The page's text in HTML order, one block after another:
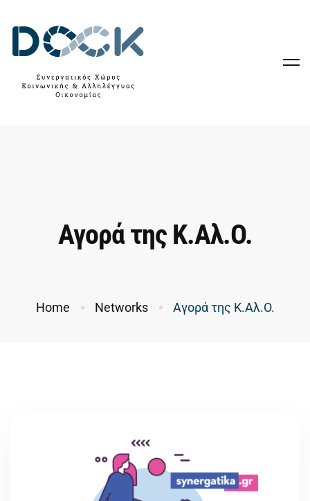
Αγορά της Κ.Aλ.O.
Home Networks Αγορά της Κ.Aλ.O.